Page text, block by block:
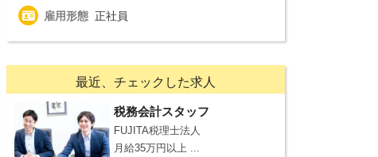
雇用形態 正社員
最近、チェックした求人
税務会計スタッフ
FUJITA税理士法人
月給35万円以上 ...